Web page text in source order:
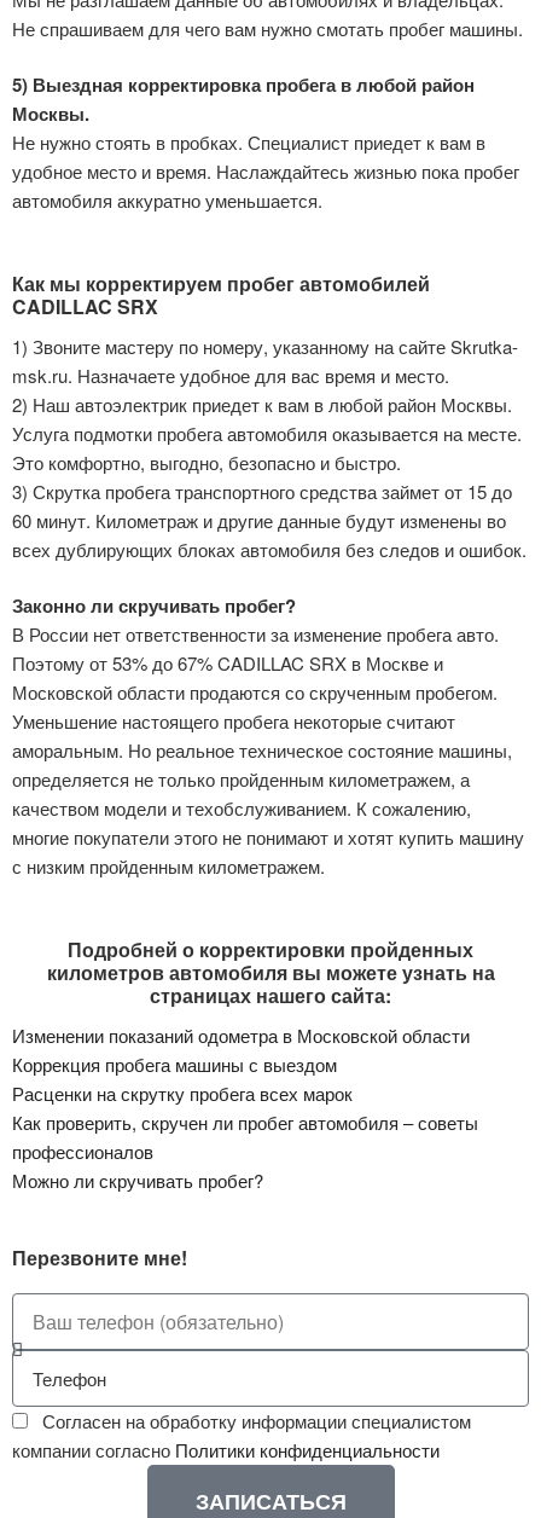
Не спрашиваем для чего вам нужно смотать пробег машины.
5) Выездная корректировка пробега в любой район
Москвы.
Не нужно стоять в пробках. Специалист приедет к вам в
удобное место и время. Наслаждайтесь жизнью пока пробег
автомобиля аккуратно уменьшается.
Как мы корректируем пробег автомобилей
CADILLAC SRX
1) Звоните мастеру по номеру, указанному на сайте Skrutka-
msk.ru. Назначаете удобное для вас время и место.
2) Наш автоэлектрик приедет к вам в любой район Москвы.
Услуга подмотки пробега автомобиля оказывается на месте.
Это комфортно, выгодно, безопасно и быстро.
3) Скрутка пробега транспортного средства займет от 15 до
60 минут. Километраж и другие данные будут изменены во
всех дублирующих блоках автомобиля без следов и ошибок.
Законно ли скручивать пробег?
В России нет ответственности за изменение пробега авто.
Поэтому от 53% до 67% CADILLAC SRX в Москве и
Московской области продаются со скрученным пробегом.
Уменьшение настоящего пробега некоторые считают
аморальным. Но реальное техническое состояние машины,
определяется не только пройденным километражем, а
качеством модели и техобслуживанием. К сожалению,
многие покупатели этого не понимают и хотят купить машину
с низким пройденным километражем.
Подробней о корректировки пройденных
километров автомобиля вы можете узнать на
страницах нашего сайта:
Изменении показаний одометра в Московской области
Коррекция пробега машины с выездом
Расценки на скрутку пробега всех марок
Как проверить, скручен ли пробег автомобиля – советы
профессионалов
Можно ли скручивать пробег?
Перезвоните мне!
Согласен на обработку информации специалистом
компании согласно Политики конфиденциальности
ЗАПИСАТЬСЯ